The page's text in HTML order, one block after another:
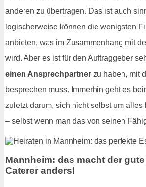
anderen zu übertragen. Das ist auch
logischerweise können die wenigsten
anbieten, was im Zusammenhang mit
wird. Aber es ist für den Auftraggeber
einen Ansprechpartner zu haben, mit
besprechen muss. Immerhin geht es
zuletzt darum, sich nicht selbst um alles
– selbst wenn man das von seinen
Mannheim: das macht der
Caterer anders!